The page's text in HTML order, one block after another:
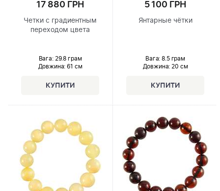
17 880 ГРН
Четки с градиентным
переходом цвета
Вага: 29.8 грам
Довжина: 61 см
5 100 ГРН
Янтарные чётки
Вага: 8.5 грам
Довжина: 20 см